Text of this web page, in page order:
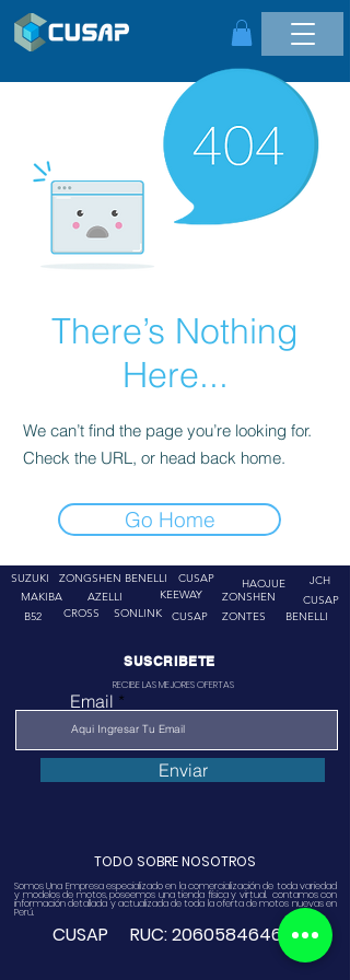
There’s Nothing
Here...
We can’t find the page you’re looking for.
Check the URL, or head back home.
Go Home
SUZUKI
ZONGSHEN
MAKIBA
AZELLI
BENELLI
CUSAP
KEEWAY
B52
CROSS SONLINK CUSAP
HAOJUE
JCH
ZONSHEN
ZONTES
CUSAP
BENELLI
SUSCRIBETE
RECIBE LAS MEJORES OFERTAS
Email
Enviar
TODO SOBRE NOSOTROS
Somos Una Empresa especializado en la comercialización de toda variedad
y modelos de motos, poseemos una tienda física y virtual. contamos con
información detallada y actualizada de toda la oferta de motos nuevas en
Perú.
CUSAP RUC:20605846468